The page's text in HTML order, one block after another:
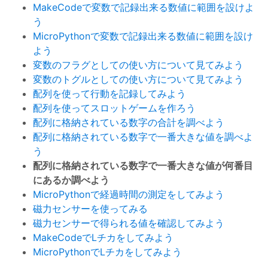
MakeCodeで変数で記録出来る数値に範囲を設けよ
う
MicroPythonで変数で記録出来る数値に範囲を設け
よう
変数のフラグとしての使い方について見てみよう
変数のトグルとしての使い方について見てみよう
配列を使って行動を記録してみよう
配列を使ってスロットゲームを作ろう
配列に格納されている数字の合計を調べよう
配列に格納されている数字で一番大きな値を調べよ
う
配列に格納されている数字で一番大きな値が何番目
にあるか調べよう
MicroPythonで経過時間の測定をしてみよう
磁力センサーを使ってみる
磁力センサーで得られる値を確認してみよう
MakeCodeでLチカをしてみよう
MicroPythonでLチカをしてみよう